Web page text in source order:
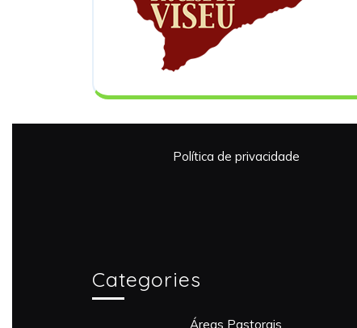
Política de privacidade
Categories
Áreas Pastorais